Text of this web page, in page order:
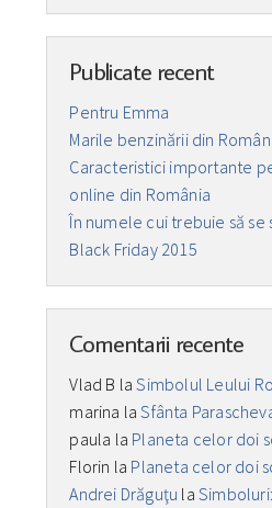
Publicate recent
Pentru Emma
Marile benzinării din
Caracteristici importante
online din România
În numele cui trebuie să se
Black Friday 2015
Comentarii recente
Vlad B laSimbolul Leului
marina laSfânta
paula la Planeta celor doi
Florin la Planeta celor doi
Andrei Drăguţu la